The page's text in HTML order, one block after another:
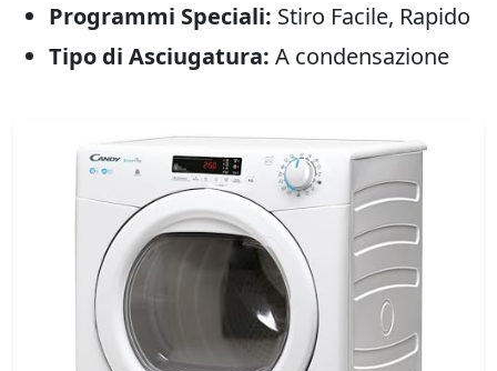
Programmi Speciali: Stiro Facile, Rapido
Tipo di Asciugatura: A condensazione